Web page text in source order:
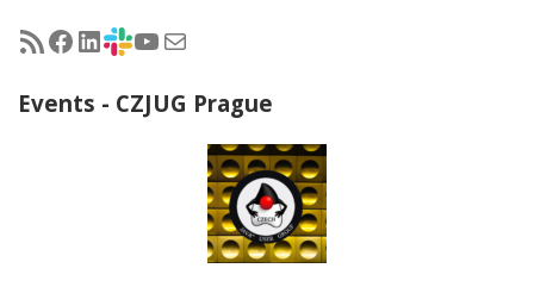
RSS - články na jug.cz
Facebook skupina Czech Java User Group
LinkedIn skupina Czech Java User Group
CZJUG Slack fórum
CZJUG YouTube kanálCZJUG email
Events - CZJUG Prague